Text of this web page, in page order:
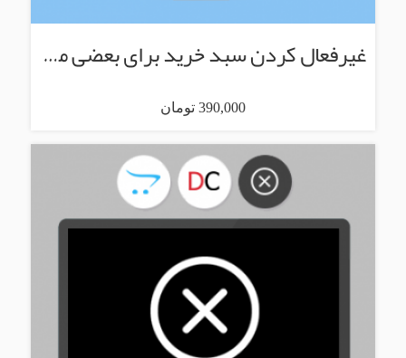
غیرفعال کردن سبد خرید برای بعضی محصولات
390,000 تومان